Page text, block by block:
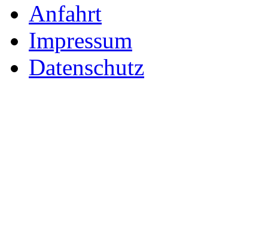
Anfahrt
Impressum
Datenschutz